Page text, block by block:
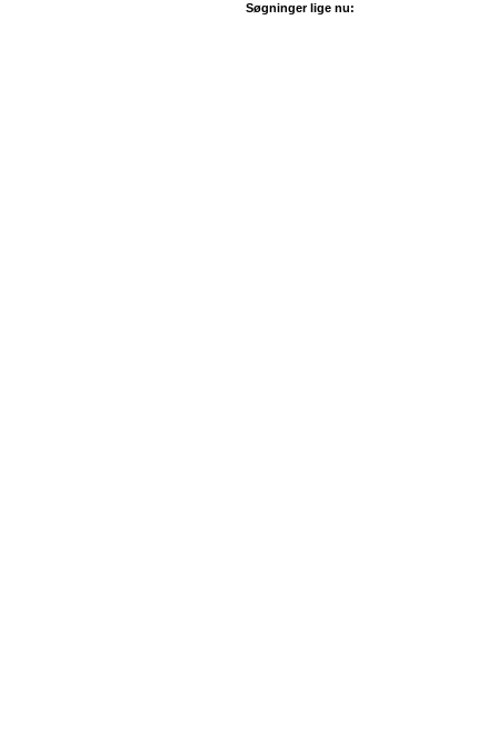
Søgninger lige nu: